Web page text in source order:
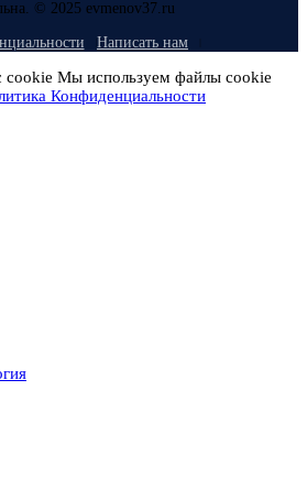
© 2025 evmenov37.ru
Написать нам
cookie Мы используем файлы cookie
Конфиденциальности